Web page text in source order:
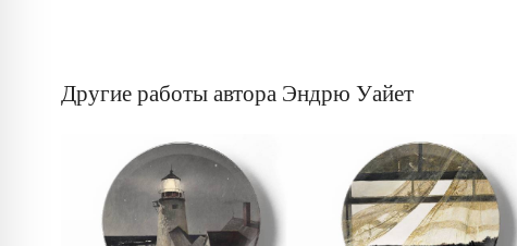
Другие работы автора Эндрю Уайет